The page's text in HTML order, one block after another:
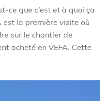
ce que c’est et à quoi ça
est la première visite où
sur le chantier de
acheté en VEFA. Cette